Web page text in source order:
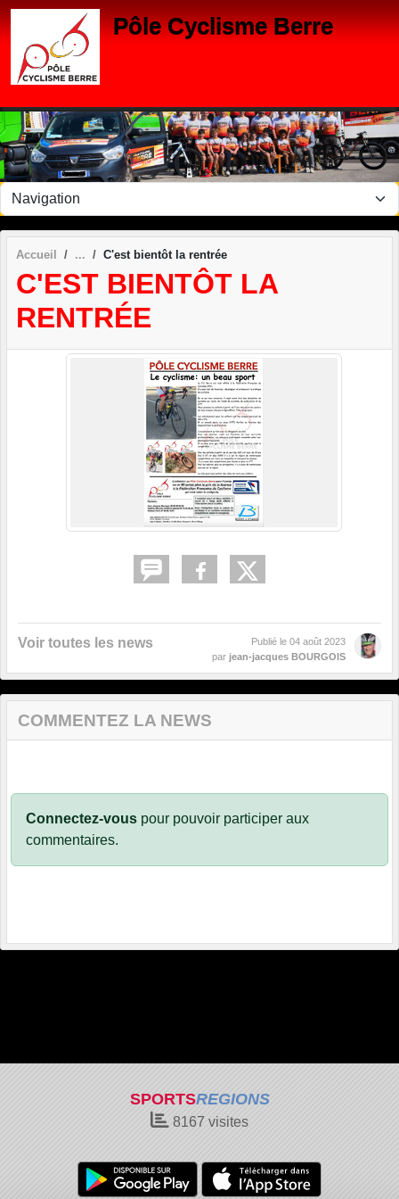
Pôle Cyclisme Berre
Accueil C'est bientôt la rentrée
C'EST BIENTÔT LA
RENTRÉE
Voir toutes les news Publié le 04 août 2023
par jean-jacques BOURGOIS
COMMENTEZ LA NEWS
Connectez-vous pour pouvoir participer aux
commentaires.
SPORTSREGIONS
8167 visites
Panneau de gestion des cookies